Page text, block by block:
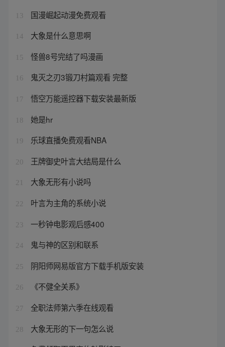
13 国漫崛起动漫免费观看
14 大象是什么意思啊
15 怪兽8号完结了吗漫画
16 鬼灭之刃3锻刀村篇观看 完整
17 悟空万能遥控器下载安装最新版
18 她是hr
19 乐球直播免费观看NBA
20 王牌御史叶言大结局是什么
21 大象无形有小说吗
22 叶言为主角的系统小说
23 一秒钟电影观后感400
24 鬼与神的区别和联系
25 阴阳师网易版官方下载手机版安装
26 《不健全关系》
27 全职法师第六季在线观看
28 大象无形的下一句怎么说